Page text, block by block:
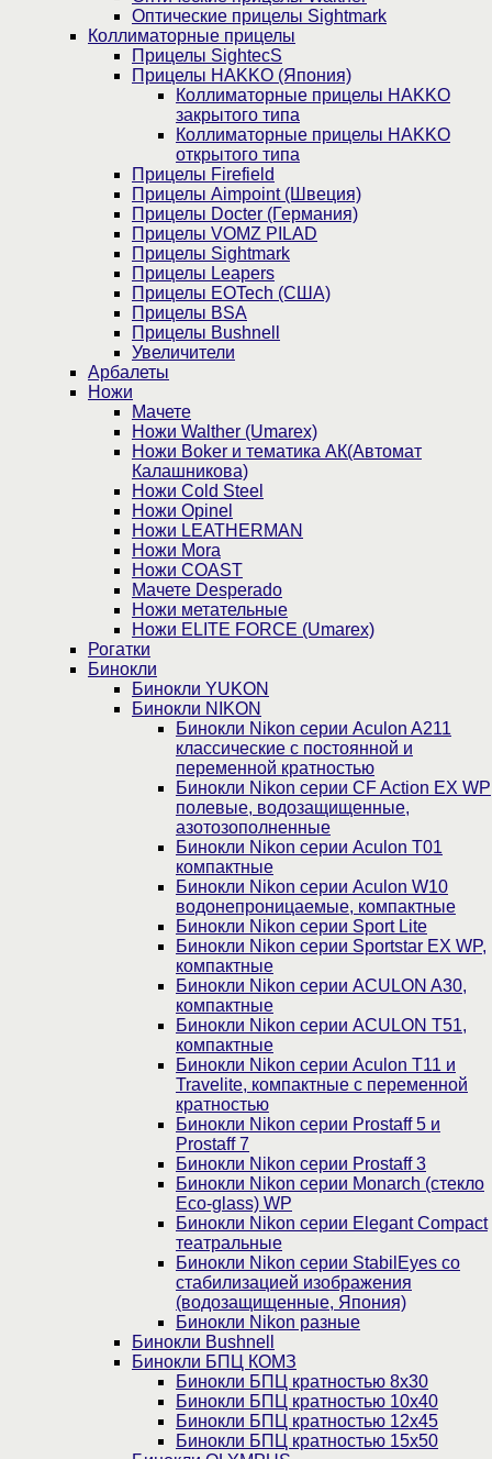
Оптические прицелы Sightmark
Коллиматорные прицелы
Прицелы SightecS
Прицелы HAKKO (Япония)
Коллиматорные прицелы HAKKO
закрытого типа
Коллиматорные прицелы HAKKO
открытого типа
Прицелы Firefield
Прицелы Aimpoint (Швеция)
Прицелы Docter (Германия)
Прицелы VOMZ PILAD
Прицелы Sightmark
Прицелы Leapers
Прицелы EOTech (США)
Прицелы BSA
Прицелы Bushnell
Увеличители
Арбалеты
Ножи
Мачете
Ножи Walther (Umarex)
Ножи Boker и тематика АК(Автомат
Калашникова)
Ножи Cold Steel
Ножи Opinel
Ножи LEATHERMAN
Ножи Mora
Ножи COAST
Мачете Desperado
Ножи метательные
Ножи ELITE FORCE (Umarex)
Рогатки
Бинокли
Бинокли YUKON
Бинокли NIKON
Бинокли Nikon серии Aculon A211
классические с постоянной и
переменной кратностью
Бинокли Nikon серии СF Action EX WP
полевые, водозащищенные,
азотозополненные
Бинокли Nikon серии Aculon T01
компактные
Бинокли Nikon серии Aculon W10
водонепроницаемые, компактные
Бинокли Nikon серии Sport Lite
Бинокли Nikon серии Sportstar EX WP,
компактные
Бинокли Nikon серии ACULON A30,
компактные
Бинокли Nikon серии ACULON Т51,
компактные
Бинокли Nikon серии Aculon T11 и
Travelite, компактные с переменной
кратностью
Бинокли Nikon серии Prostaff 5 и
Prostaff 7
Бинокли Nikon серии Prostaff 3
Бинокли Nikon серии Monarch (стекло
Eco-glass) WP
Бинокли Nikon серии Elegant Compact
театральные
Бинокли Nikon серии StabilEyes со
стабилизацией изображения
(водозащищенные, Япония)
Бинокли Nikon разные
Бинокли Bushnell
Бинокли БПЦ КОМЗ
Бинокли БПЦ кратностью 8х30
Бинокли БПЦ кратностью 10х40
Бинокли БПЦ кратностью 12х45
Бинокли БПЦ кратностью 15х50